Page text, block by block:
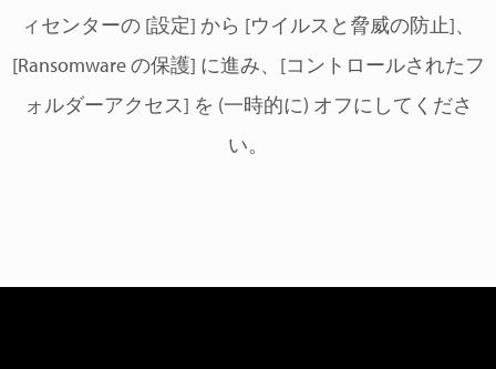
ィセンターの [設定] から [ウイルスと脅威の防止]、
[Ransomware の保護] に進み、[コントロールされたフ
ォルダーアクセス] を (一時的に) オフにしてくださ
い。